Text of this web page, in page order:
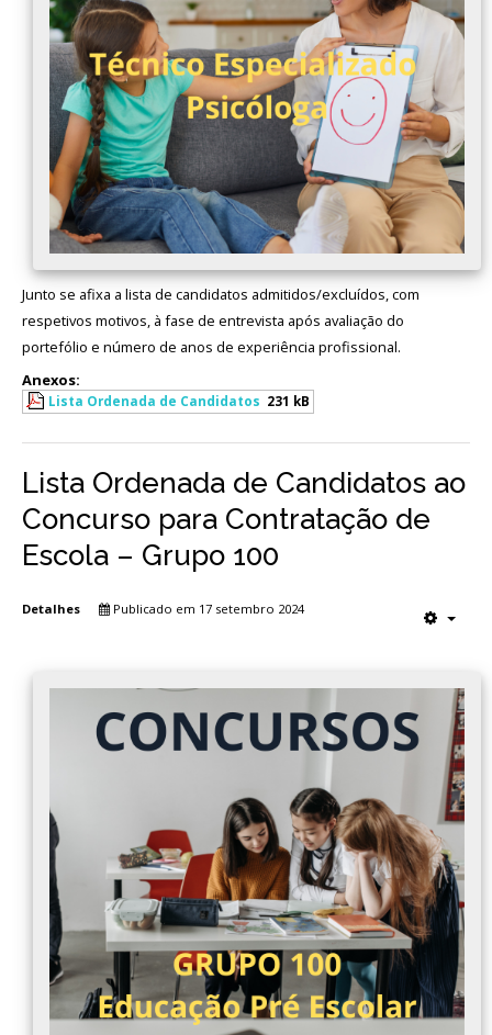
Junto se afixa a lista de candidatos admitidos/excluídos, com
respetivos motivos, à fase de entrevista após avaliação do
portefólio e número de anos de experiência profissional.
Anexos:
Lista Ordenada de Candidatos 231 kB
Lista Ordenada de Candidatos ao
Concurso para Contratação de
Escola – Grupo 100
Detalhes Publicado em 17 setembro 2024